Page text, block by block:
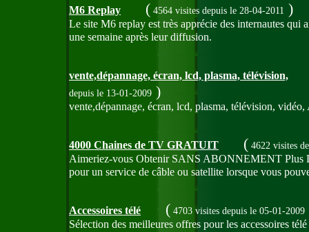
M6 Replay ( 4564 visites depuis le 28-04-2011 )
Le site M6 replay est très apprécie des internautes
une semaine après leur diffusion.
vente,dépannage, écran, lcd, plasma, télévision,
depuis le 13-01-2009 )
vente,dépannage, écran, lcd, plasma, télévision,
4000 Chaines de TV GRATUIT ( 4622 visites
Aimeriez-vous Obtenir SANS ABONNEMENT Plus
pour un service de câble ou satellite lorsque vous
Accessoires télé ( 4703 visites depuis le 05-01-2009
Sélection des meilleures offres pour les accessoires